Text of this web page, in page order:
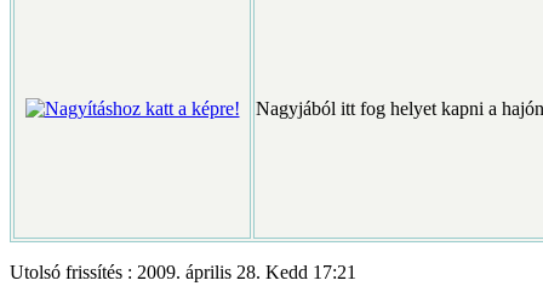
Nagyjából itt fog helyet kapni a
Utolsó frissítés : 2009. április 28. Kedd 17:21